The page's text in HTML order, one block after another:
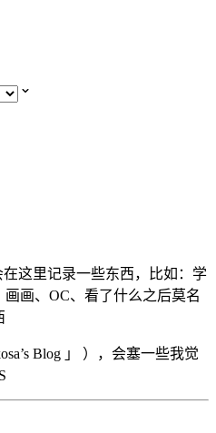
这里记录一些东西，比如：学
画、OC、看了什么之后莫名
Blog 」 ），会塞一些我觉